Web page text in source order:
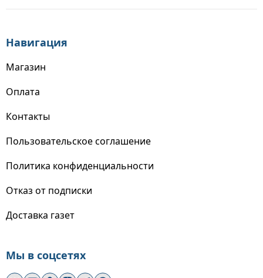
Навигация
Магазин
Оплата
Контакты
Пользовательское соглашение
Политика конфиденциальности
Отказ от подписки
Доставка газет
Мы в соцсетях